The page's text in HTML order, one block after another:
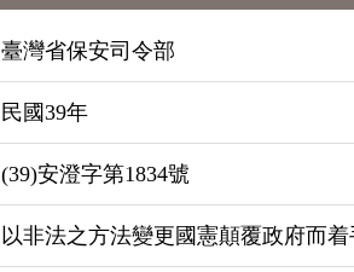
臺灣省保安司令部
民國39年
(39)安澄字第1834號
以非法之方法變更國憲顛覆政府而